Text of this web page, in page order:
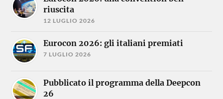
riuscita
12 LUGLIO 2026
Eurocon 2026: gli italiani premiati
7 LUGLIO 2026
Pubblicato il programma della Deepcon
26